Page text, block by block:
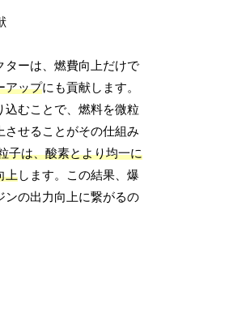
ターは、燃費向上だけで
アップにも貢献します。
込むことで、燃料を微粒
させることがその仕組み
子は、酸素とより均一に
上します。この結果、爆
ンの出力向上に繋がるの